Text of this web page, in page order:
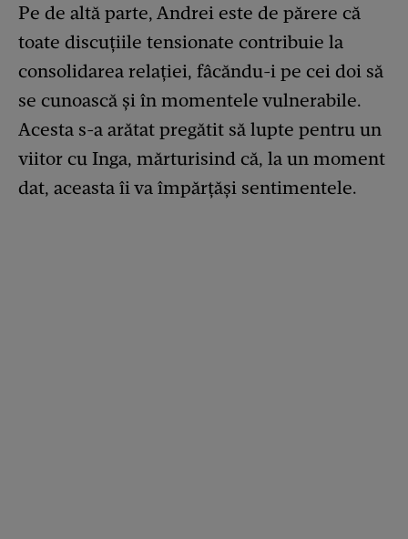
Pe de altă parte, Andrei este de părere că
toate discuțiile tensionate contribuie la
consolidarea relației, fâcăndu-i pe cei doi să
se cunoască și în momentele vulnerabile.
Acesta s-a arătat pregătit să lupte pentru un
viitor cu Inga, mărturisind că, la un moment
dat, aceasta îi va împărțăși sentimentele.